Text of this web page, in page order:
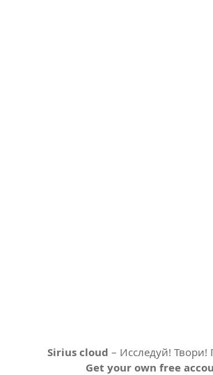
Sirius cloud – Исследуй! Твори!
Get your own free